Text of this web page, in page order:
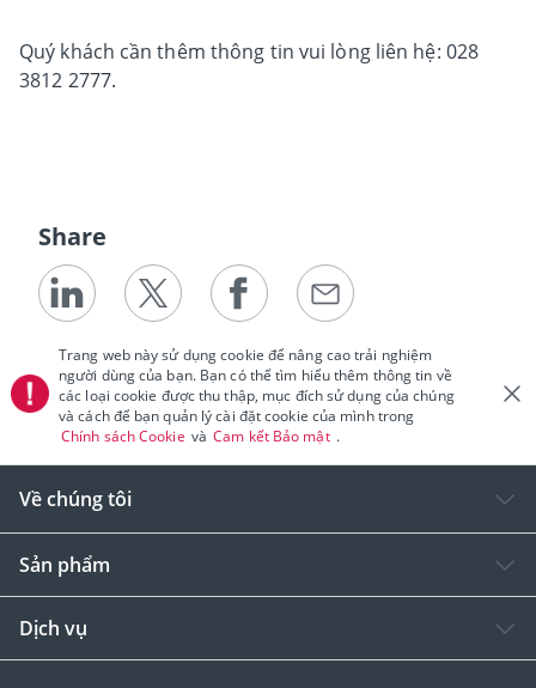
Quý khách cần thêm thông tin vui lòng liên hệ: 028
3812 2777.
Share
Trang web này sử dụng cookie để nâng cao trải nghiệm
người dùng của bạn. Bạn có thể tìm hiểu thêm thông tin về
các loại cookie được thu thập, mục đích sử dụng của chúng
và cách để bạn quản lý cài đặt cookie của mình trong
Chính sách Cookie và Cam kết Bảo mật .
Về chúng tôi
Sản phẩm
Dịch vụ